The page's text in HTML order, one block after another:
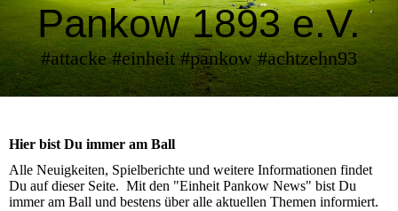
Pankow 1893 e.V.
#attacke #einheit #pankow #achtzehn93
Hier bist Du immer am Ball
Alle Neuigkeiten, Spielberichte und weitere Informationen findet
Du auf dieser Seite. Mit den "Einheit Pankow News" bist Du
immer am Ball und bestens über alle aktuellen Themen informiert.